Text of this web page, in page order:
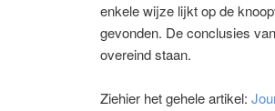
enkele wijze lijkt op de
gevonden. De conclusies
overeind staan.
Ziehier het gehele artikel: